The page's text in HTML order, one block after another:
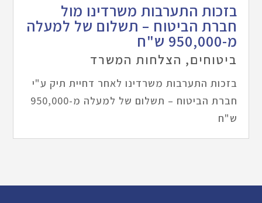
בזכות התערבות משרדינו מול
חברת הביטוח – תשלום של למעלה
מ-950,000 ש"ח
ביטוחים, הצלחות המשרד
בזכות התערבות משרדינו לאחר דחיית תיק ע"י
חברת הביטוח – תשלום של למעלה מ-950,000
ש"ח